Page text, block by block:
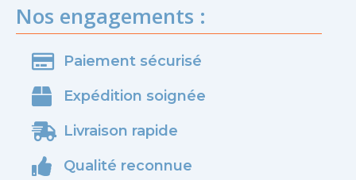
Nos engagements :
Paiement sécurisé
Expédition soignée
Livraison rapide
Qualité reconnue